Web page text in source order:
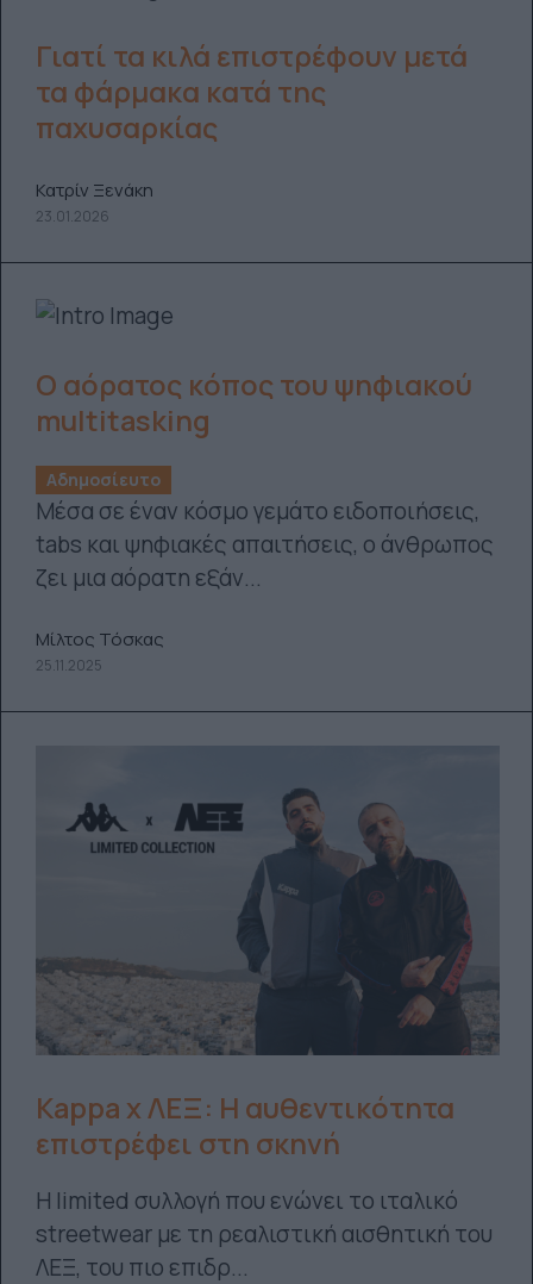
Γιατί τα κιλά επιστρέφουν μετά
τα φάρμακα κατά της
παχυσαρκίας
Κατρίν Ξενάκη
23.01.2026
Ο αόρατος κόπος του ψηφιακού
multitasking
Αδημοσίευτο
Μέσα σε έναν κόσμο γεμάτο ειδοποιήσεις,
tabs και ψηφιακές απαιτήσεις, ο άνθρωπος
ζει μια αόρατη εξάν...
Μίλτος Τόσκας
25.11.2025
Kappa x ΛΕΞ: Η αυθεντικότητα
επιστρέφει στη σκηνή
Η limited συλλογή που ενώνει το ιταλικό
streetwear με τη ρεαλιστική αισθητική του
ΛΕΞ, του πιο επιδρ...